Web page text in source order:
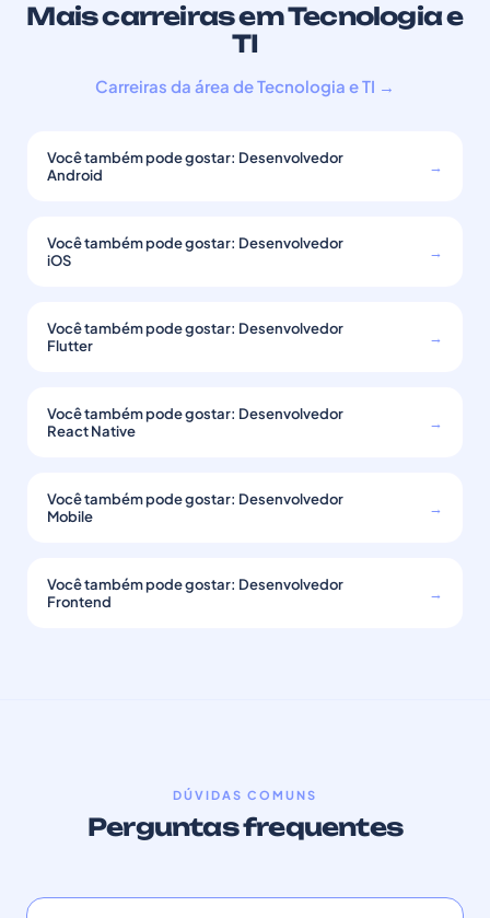
Mais carreiras em Tecnologia e
TI
Carreiras da área de Tecnologia e TI →
Você também pode gostar: Desenvolvedor
Android
→
Você também pode gostar: Desenvolvedor
iOS
→
Você também pode gostar: Desenvolvedor
Flutter
→
Você também pode gostar: Desenvolvedor
React Native
→
Você também pode gostar: Desenvolvedor
Mobile
→
Você também pode gostar: Desenvolvedor
Frontend
→
DÚVIDAS COMUNS
Perguntas frequentes